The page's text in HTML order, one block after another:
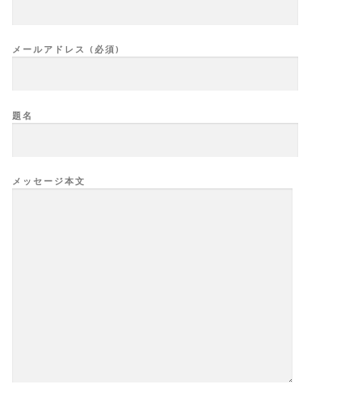
メールアドレス (必須)
題名
メッセージ本文